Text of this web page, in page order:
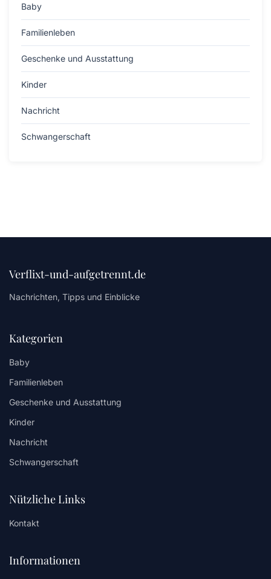
Baby
Familienleben
Geschenke und Ausstattung
Kinder
Nachricht
Schwangerschaft
Verflixt-und-aufgetrennt.de
Nachrichten, Tipps und Einblicke
Kategorien
Baby
Familienleben
Geschenke und Ausstattung
Kinder
Nachricht
Schwangerschaft
Nützliche Links
Kontakt
Informationen